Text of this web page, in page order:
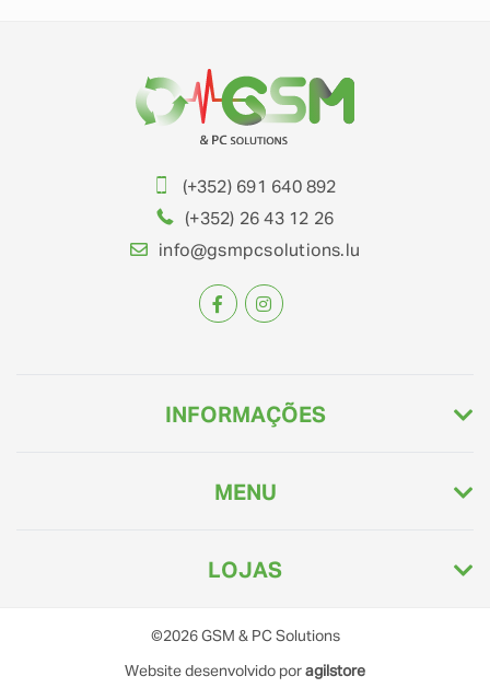
(+352) 691 640 892
(+352) 26 43 12 26
info@gsmpcsolutions.lu
INFORMAÇÕES
MENU
LOJAS
©2026 GSM & PC Solutions
Website desenvolvido por agilstore